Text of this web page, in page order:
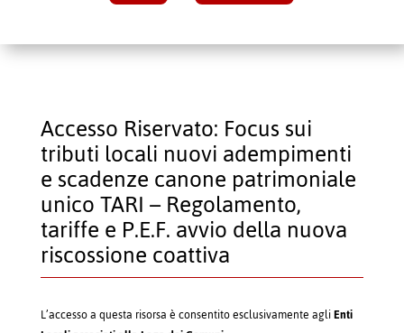
Accesso Riservato: Focus sui
tributi locali nuovi adempimenti
e scadenze canone patrimoniale
unico TARI – Regolamento,
tariffe e P.E.F. avvio della nuova
riscossione coattiva
L’accesso a questa risorsa è consentito esclusivamente agliEnti